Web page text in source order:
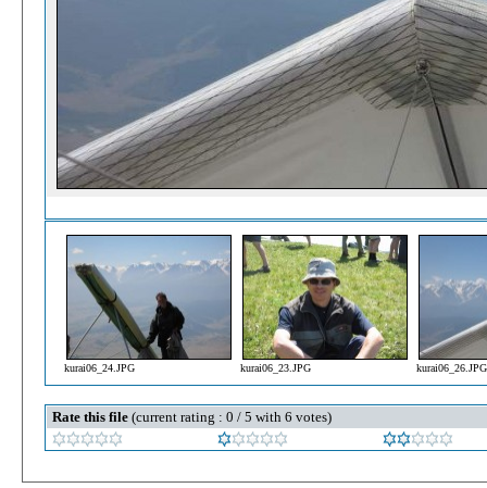
kurai06_24.JPG kurai06_23.JPG kurai06_26.JPG
Rate this file (current rating : 0 / 5 with 6 votes)